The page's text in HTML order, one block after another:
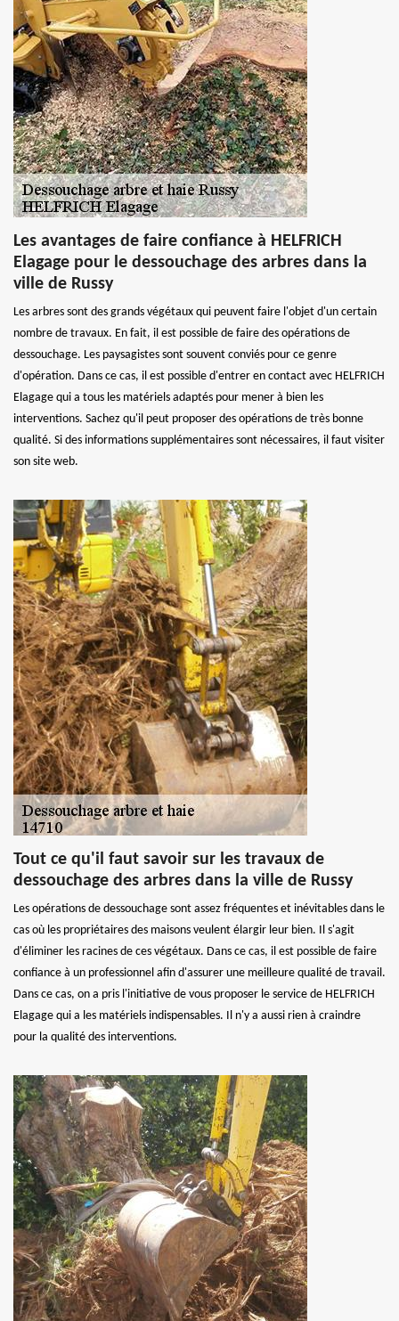
Les avantages de faire confiance à HELFRICH
Elagage pour le dessouchage des arbres dans la
ville de Russy
Les arbres sont des grands végétaux qui peuvent faire l'objet d'un certain
nombre de travaux. En fait, il est possible de faire des opérations de
dessouchage. Les paysagistes sont souvent conviés pour ce genre
d'opération. Dans ce cas, il est possible d'entrer en contact avec HELFRICH
Elagage qui a tous les matériels adaptés pour mener à bien les
interventions. Sachez qu'il peut proposer des opérations de très bonne
qualité. Si des informations supplémentaires sont nécessaires, il faut visiter
son site web.
Tout ce qu'il faut savoir sur les travaux de
dessouchage des arbres dans la ville de Russy
Les opérations de dessouchage sont assez fréquentes et inévitables dans le
cas où les propriétaires des maisons veulent élargir leur bien. Il s'agit
d'éliminer les racines de ces végétaux. Dans ce cas, il est possible de faire
confiance à un professionnel afin d'assurer une meilleure qualité de travail.
Dans ce cas, on a pris l'initiative de vous proposer le service de HELFRICH
Elagage qui a les matériels indispensables. Il n'y a aussi rien à craindre
pour la qualité des interventions.